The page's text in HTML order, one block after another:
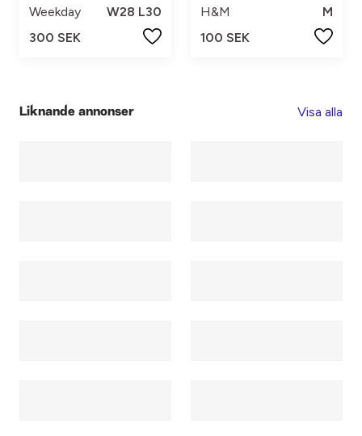
Weekday
W28 L30
300 SEK
H&M
M
100 SEK
Liknande annonser Visa alla